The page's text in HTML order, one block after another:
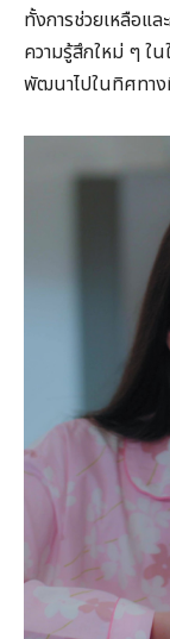
ทั้งการช่วยเหลือแล
ความรู้สึกใหม่ ๆ ใ
พัฒนาไปในทิศทา